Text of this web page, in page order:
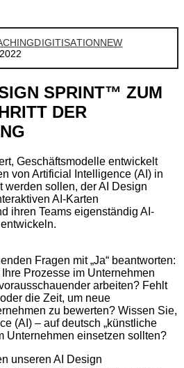
DIGITISATIONNEW
SPRINT™ ZUM
DER
Geschäftsmodelle entwickelt
von Artificial Intelligence (AI) in
werden sollen, der AI Design
AI-Karten
ihren Teams eigenständig AI-
Fragen mit „Ja“ beantworten:
Prozesse im Unternehmen
arbeiten? Fehlt
die Zeit, um neue
zu bewerten? Wissen Sie,
(AI) – auf deutsch „künstliche
Unternehmen einsetzen sollten?
unseren AI Design